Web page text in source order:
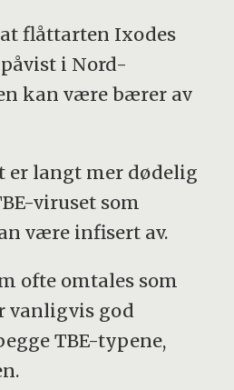
flåttarten Ixodes
i Nord-
kan være bærer av
er langt mer dødelig
viruset som
være infisert av.
ofte omtales som
vanligvis god
TBE-typene,